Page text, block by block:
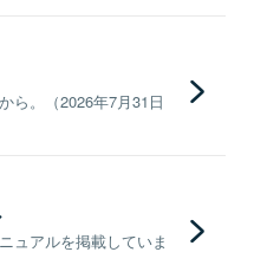
ら。（2026年7月31日
ュアルを掲載していま